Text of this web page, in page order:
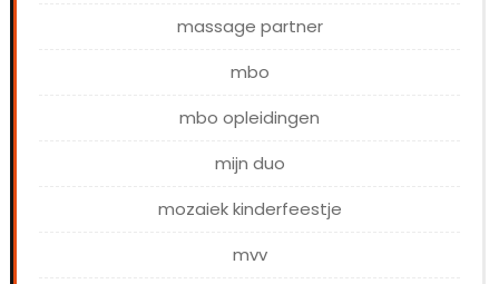
massage partner
mbo
mbo opleidingen
mijn duo
mozaiek kinderfeestje
mvv